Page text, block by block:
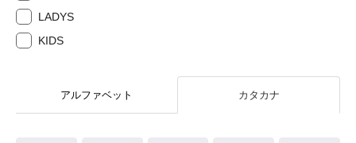
LADYS
KIDS
アルファベット カタカナ